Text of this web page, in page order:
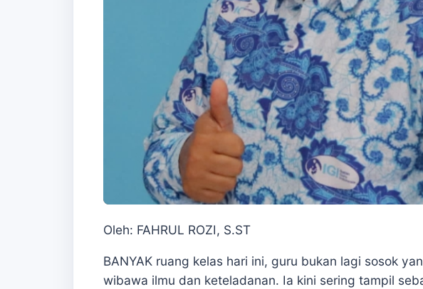
Oleh: FAHRUL ROZI, S.ST
BANYAK ruang kelas hari ini, guru bukan lagi sosok
wibawa ilmu dan keteladanan. Ia kini sering tampil